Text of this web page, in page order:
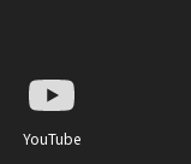
YouTube